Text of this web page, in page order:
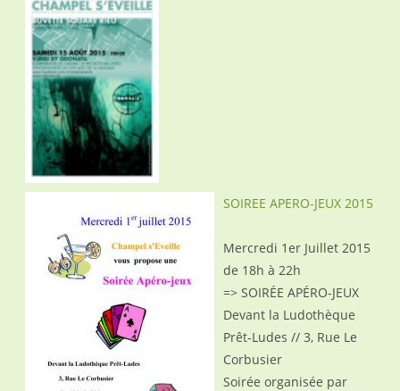
SOIREE APERO-JEUX 2015
Mercredi 1er Juillet 2015
de 18h à 22h
=> SOIRÉE APÉRO-JEUX
Devant la Ludothèque
Prêt-Ludes // 3, Rue Le
Corbusier
Soirée organisée par